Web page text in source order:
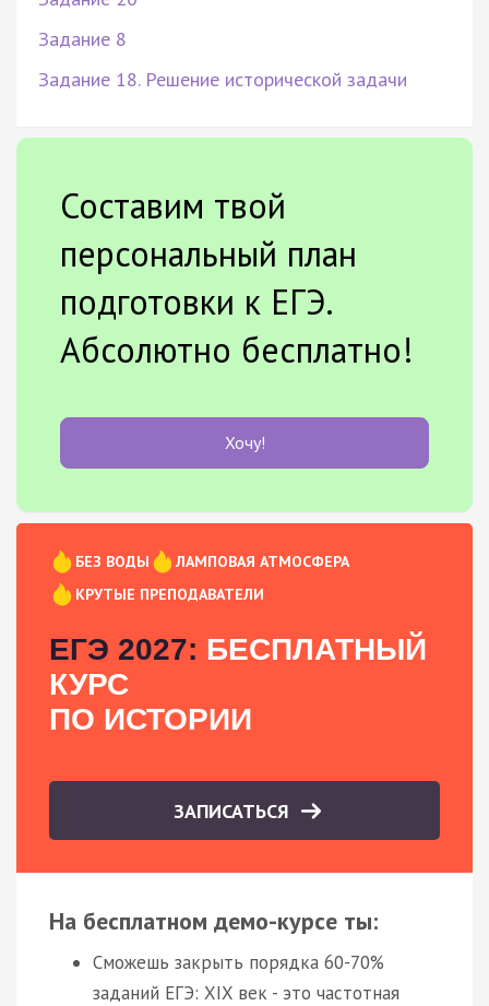
Задание 8
Задание 18. Решение исторической задачи
Составим твой
персональный план
подготовки к ЕГЭ.
Абсолютно бесплатно!
Хочу!
БЕЗ ВОДЫ
ЛАМПОВАЯ АТМОСФЕРА
КРУТЫЕ ПРЕПОДАВАТЕЛИ
ЕГЭ 2027: БЕСПЛАТНЫЙ
КУРС
ПО ИСТОРИИ
ЗАПИСАТЬСЯ
На бесплатном демо-курсе ты:
Сможешь закрыть порядка 60-70%
заданий ЕГЭ: XIX век - это частотная